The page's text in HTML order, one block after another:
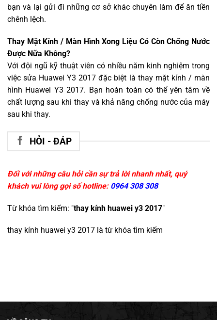
bạn và lại gửi đi những cơ sở khác chuyên làm để ăn tiền
chênh lệch.
Thay Mặt Kính / Màn Hình Xong Liệu Có Còn Chống Nước
Được Nữa Không?
Với đội ngũ kỹ thuật viên có nhiều năm kinh nghiệm trong
việc sửa Huawei Y3 2017 đặc biệt là thay mặt kính / màn
hình Huawei Y3 2017. Bạn hoàn toàn có thể yên tâm về
chất lượng sau khi thay và khả năng chống nước của máy
sau khi thay.
HỎI - ĐÁP
Đối với những câu hỏi cần sự trả lời nhanh nhất, quý
khách vui lòng gọi số hotline: 0964 308 308
Từ khóa tìm kiếm: "thay kính huawei y3 2017"
thay kính huawei y3 2017 là từ khóa tìm kiếm